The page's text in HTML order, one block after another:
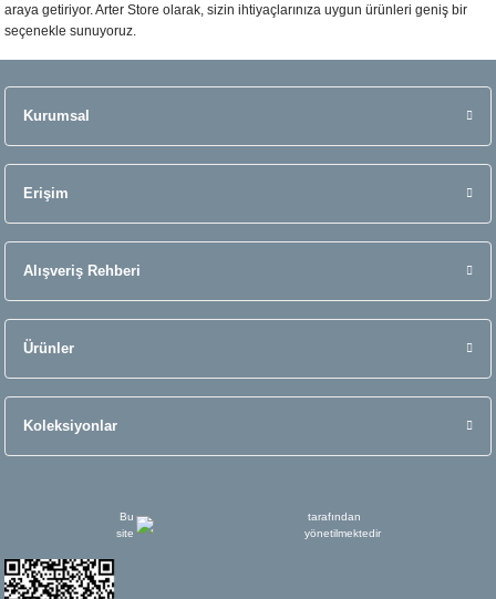
araya getiriyor. Arter Store olarak, sizin ihtiyaçlarınıza uygun ürünleri geniş bir
seçenekle sunuyoruz.
Kurumsal
Erişim
Alışveriş Rehberi
Ürünler
Koleksiyonlar
Bu
site
tarafından
yönetilmektedir